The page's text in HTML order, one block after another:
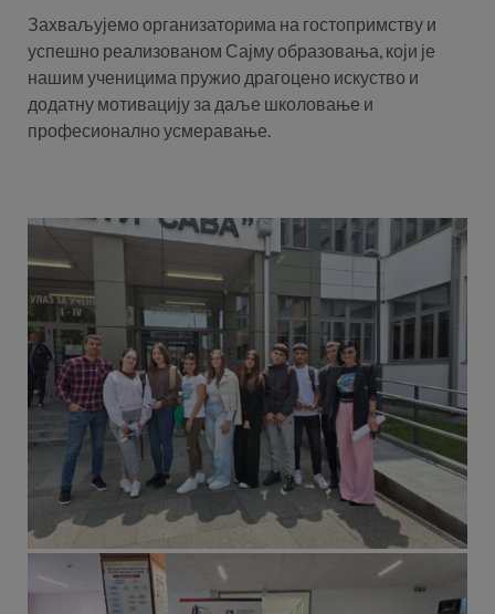
Захваљујемо организаторима на гостопримству и
успешно реализованом Сајму образовања, који је
нашим ученицима пружио драгоцено искуство и
додатну мотивацију за даље школовање и
професионално усмеравање.